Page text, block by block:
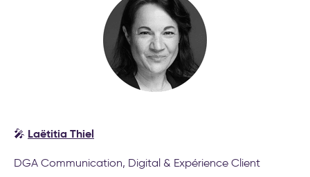
🎤 Laëtitia Thiel
DGA Communication, Digital & Expérience Client